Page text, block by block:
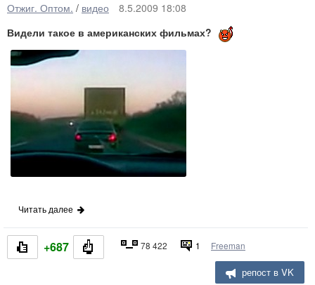
Отжиг. Оптом. / видео
8.5.2009 18:08
Видели такое в американских фильмах?
Читать далее
+687 78 422 1 Freeman
репост в VK